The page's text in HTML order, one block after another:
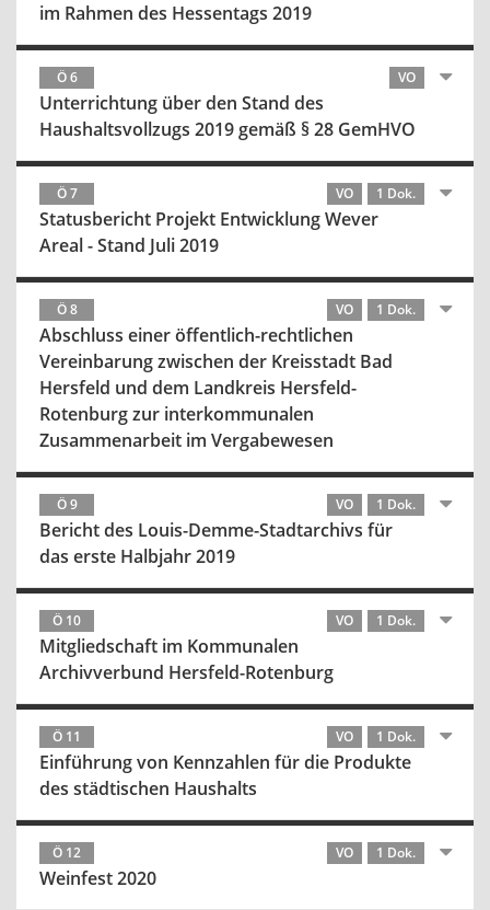
im Rahmen des Hessentags 2019
Ö 6 VO
Unterrichtung über den Stand des
Haushaltsvollzugs 2019 gemäß § 28 GemHVO
Ö 7 VO 1 Dok.
Statusbericht Projekt Entwicklung Wever
Areal - Stand Juli 2019
Ö 8 VO 1 Dok.
Abschluss einer öffentlich-rechtlichen
Vereinbarung zwischen der Kreisstadt Bad
Hersfeld und dem Landkreis Hersfeld-
Rotenburg zur interkommunalen
Zusammenarbeit im Vergabewesen
Ö 9 VO 1 Dok.
Bericht des Louis-Demme-Stadtarchivs für
das erste Halbjahr 2019
Ö 10 VO 1 Dok.
Mitgliedschaft im Kommunalen
Archivverbund Hersfeld-Rotenburg
Ö 11 VO 1 Dok.
Einführung von Kennzahlen für die Produkte
des städtischen Haushalts
Ö 12 VO 1 Dok.
Weinfest 2020